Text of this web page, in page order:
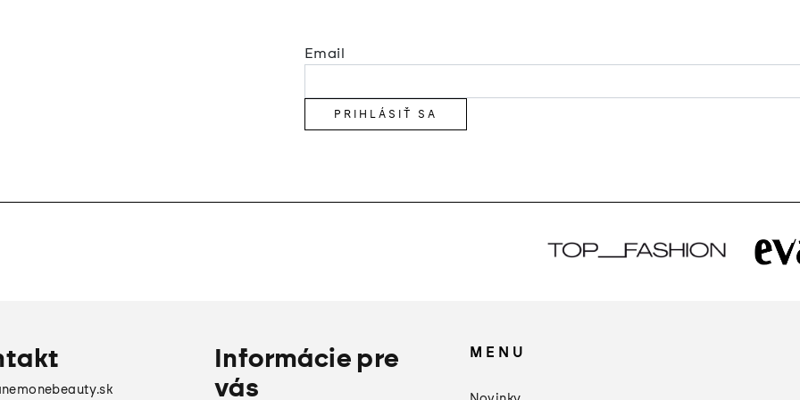
Email
PRIHLÁSIŤ SA
Informácie pre
vás
MENU
Manucurist